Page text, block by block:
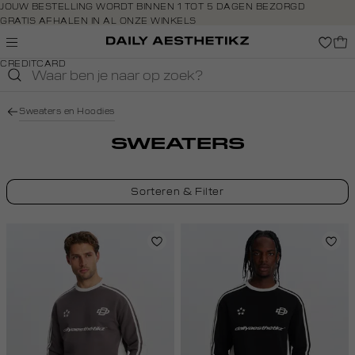
Navigeer
direct naar
de
Open de
direct
JOUW BESTELLING WORDT BINNEN 1 TOT 5 DAGEN BEZORGD
GRATIS AFHALEN IN AL ONZE WINKELS
GRATIS RETOURNEREN BINNEN 14 DAGEN IN DE WINKEL
BETAAL ZOALS JIJ WILT: O.A. BANCONTACT, RIVERTY, APPLE PAY &
CREDITCARD
Sweaters en Hoodies
SWEATERS
Sorteren & Filter